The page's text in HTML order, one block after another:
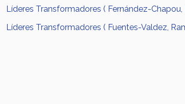
Líderes Transformadores ( Fernández-
Líderes Transformadores ( Fuentes-Valdez,